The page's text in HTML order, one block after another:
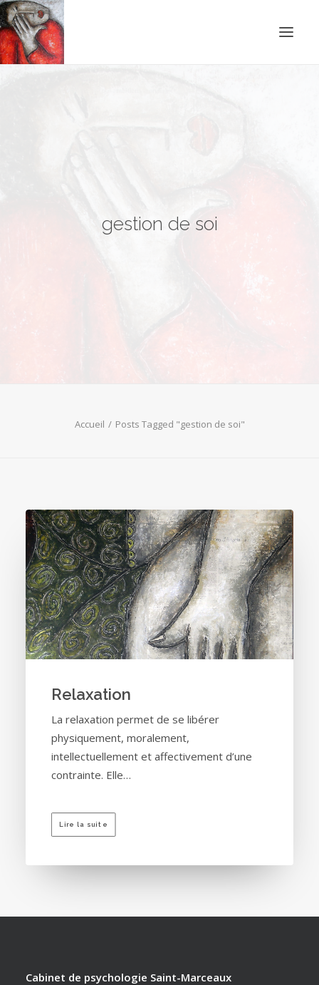
gestion de soi
Accueil Posts Tagged "gestion de soi"
Relaxation
La relaxation permet de se libérer
physiquement, moralement,
intellectuellement et affectivement d’une
contrainte. Elle…
Lire la suite
Cabinet de psychologie Saint-Marceaux